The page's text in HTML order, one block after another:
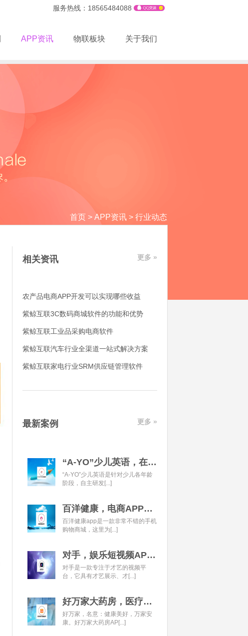
服务热线：18565484088
APP资讯 物联板块 关于我们
首页 > APP资讯 > 行业动态
相关资讯 更多 »
农产品电商APP开发可以实现哪些收益
紫鲸互联3C数码商城软件的功能和优势
紫鲸互联工业品采购电商软件
紫鲸互联汽车行业全渠道一站式解决方案
紫鲸互联家电行业SRM供应链管理软件
最新案例 更多 »
“A-YO”少儿英语，在线语言学习平台开发经典案例
“A-YO”少儿英语是针对少儿各年龄
阶段，自主研发[...]
百洋健康，电商APP开发经典案例
百洋健康app是一款非常不错的手机
购物商城，这里为[...]
对手，娱乐短视频APP开发经典案例
对手是一款专注于才艺的视频平
台，它具有才艺展示、才[...]
好万家大药房，医疗健康APP开发经典案例
好万家，名意：健康美好，万家安
康。好万家大药房AP[...]